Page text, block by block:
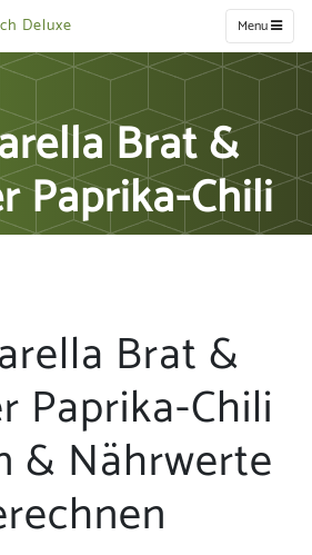
Deluxe Menu
Brat &
Paprika-Chili
Brat &
Paprika-Chili
& Nährwerte